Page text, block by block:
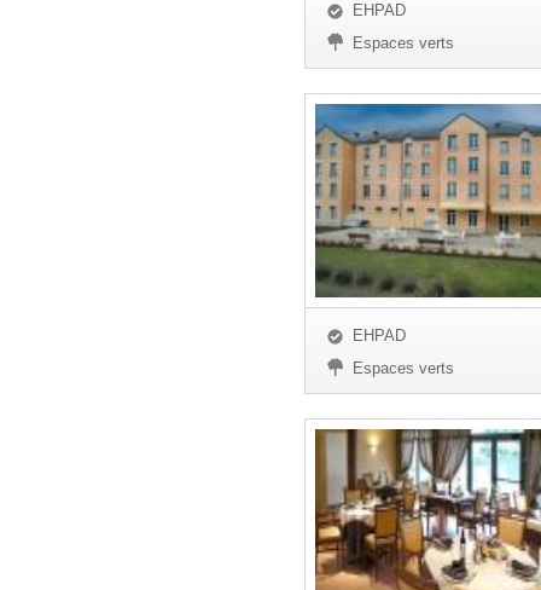
EHPAD
Espaces verts
EHPAD
Espaces verts